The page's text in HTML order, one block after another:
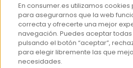
Contacto
Prensa
Corpus Lingüístico
En consumer.es utilizamos
para asegurarnos que la web
correcta y ofrecerte una mejor
navegación. Puedes aceptar
pulsando el botón “aceptar”,
para elegir libremente las que
necesidades.